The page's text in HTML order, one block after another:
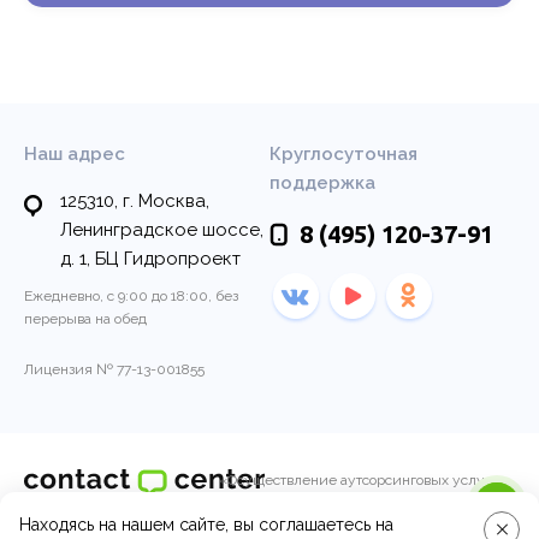
© 2011-2026, Контакт-центр
«Осуществление аутсорсинговых услуг
исходящих вызовов операторами call-
Наш адрес
125310, г. Москва,
Ленинградское шоссе,
д. 1, БЦ Гидропроект
Ежедневно, с 9:00 до 18:00, без
перерыва на обед
Лицензия № 77-13-001855
Круглосуточная
поддержка
8 (495) 120-37-91
Находясь на нашем сайте, вы соглашаетесь на